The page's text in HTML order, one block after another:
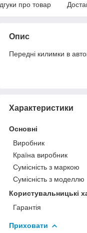
про товар
Опис
Передні килимки в
Характеристики
Основні
Виробник
Країна виробник
Сумісність з маркою
Сумісність з моделлю
Користувальницькі
Гарантія
Приховати